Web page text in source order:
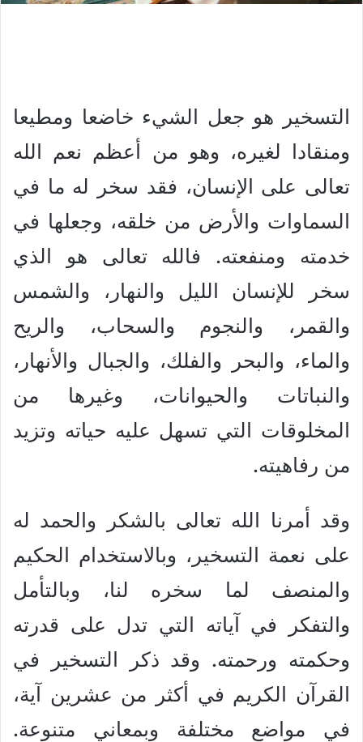
التسخير هو جعل الشيء خاضعا ومطيعا
ومنقادا لغيره، وهو من أعظم نعم الله
تعالى على الإنسان، فقد سخر له ما في
السماوات والأرض من خلقه، وجعلها في
خدمته ومنفعته. فالله تعالى هو الذي
سخر للإنسان الليل والنهار، والشمس
والقمر، والنجوم والسحاب، والريح
والماء، والبحر والفلك، والجبال والأنهار،
والنباتات والحيوانات، وغيرها من
المخلوقات التي تسهل عليه حياته وتزيد
من رفاهيته.
وقد أمرنا الله تعالى بالشكر والحمد له
على نعمة التسخير، وبالاستخدام الحكيم
والمنصف لما سخره لنا، وبالتأمل
والتفكر في آياته التي تدل على قدرته
وحكمته ورحمته. وقد ذكر التسخير في
القرآن الكريم في أكثر من عشرين آية،
في مواضع مختلفة وبمعاني متنوعة.